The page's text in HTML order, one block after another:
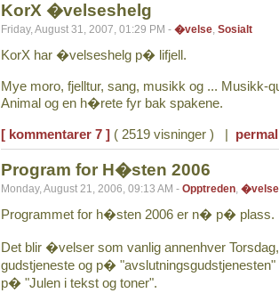
KorX �velseshelg
Friday, August 31, 2007, 01:29 PM - �velse, Sosialt
KorX har �velseshelg p� lifjell.
Mye moro, fjelltur, sang, musikk og ... Musikk-
Animal og en h�rete fyr bak spakene.
[ kommentarer 7 ] ( 2519 visninger ) |
Program for H�sten 2006
Monday, August 21, 2006, 09:13 AM - Opptreden, �velse
Programmet for h�sten 2006 er n� p� plass.
Det blir �velser som vanlig annenhver
gudstjeneste og p�
p� "Julen i tekst og toner".